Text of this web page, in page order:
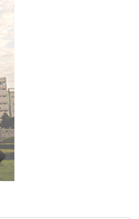
进行现场答辩。
学》副主编、《法
育研究所研究
论丛》编辑部学术
处长、《法学实
。与会嘉宾为获
博士生导师冯卫
持学术热情，关注
务中心值第十二个
宣讲团枫桥经验法
办了一场别开生
展演+互动问答
入生动叙事，引导
。 情景剧《玩
发的矛盾纠纷。
表演，直观呈现
解实现和解的过